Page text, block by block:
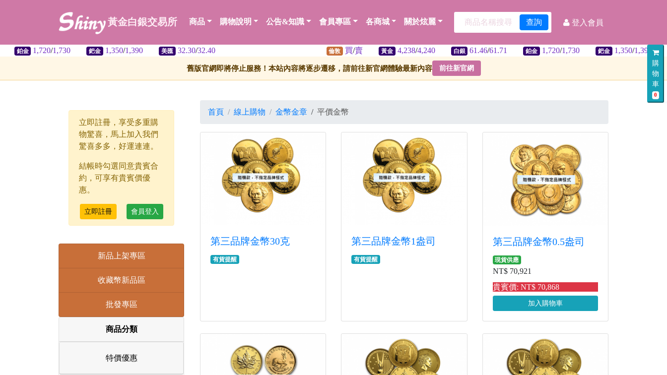
購
物
車
0
黃金白銀交易所 商品 購物說明 公告&知識 會員專區 各商城 關於炫麗 查詢 登入會員
/1,730 鈀金 1,350 /1,390 美匯 32.30 /32.40 賣 黃金 4,238 /4,240 白銀 61.46 /61.71 鉑金 1,720 /1,730 鈀金 1,350 /1,390 美匯
舊版官網即將停止服務！本站內容將逐步遷移，請前往新官網體驗最新內容 前往新官網
立即註冊，享受多重購
物驚喜，馬上加入我們
驚喜多多，好運連連。
結帳時勾選同意貴賓合
約，可享有貴賓價優
惠。
立即註冊 會員登入
新品上架專區
收藏幣新品區
批發專區
商品分類
特價優惠
首頁 線上購物 金幣金章 / 平價金幣
第三品牌金幣30克
有貨提醒
第三品牌金幣1盎司
有貨提醒
第三品牌金幣0.5盎司
現貨供應
NT$ 70,921
貴賓價: NT$ 70,868
加入購物車